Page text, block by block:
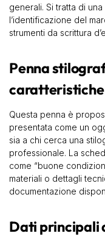
generali. Si tratta di
l’identificazione del
strumenti da scrittura
Penna
Questa penna è
presentata come un
sia a chi cerca una
professionale. La
come “buone
materiali o dettagli
documentazione
Dati principali